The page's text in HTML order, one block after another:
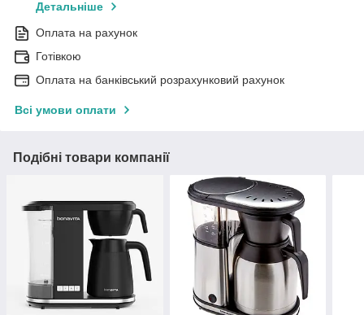
Детальніше
Оплата на рахунок
Готівкою
Оплата на банківський розрахунковий рахунок
Всі умови оплати
Подібні товари компанії